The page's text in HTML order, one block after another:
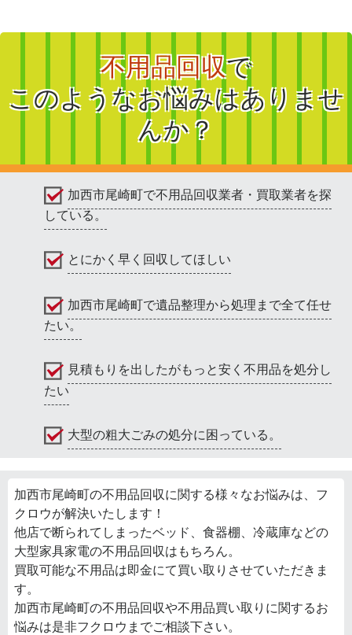
不用品回収で
このようなお悩みはありませ
んか？
加西市尾崎町で不用品回収業者・買取業者を探
している。
とにかく早く回収してほしい
加西市尾崎町で遺品整理から処理まで全て任せ
たい。
見積もりを出したがもっと安く不用品を処分し
たい
大型の粗大ごみの処分に困っている。
加西市尾崎町の不用品回収に関する様々なお悩みは、フ
クロウが解決いたします！
他店で断られてしまったベッド、食器棚、冷蔵庫などの
大型家具家電の不用品回収はもちろん。
買取可能な不用品は即金にて買い取りさせていただきま
す。
加西市尾崎町の不用品回収や不用品買い取りに関するお
悩みは是非フクロウまでご相談下さい。